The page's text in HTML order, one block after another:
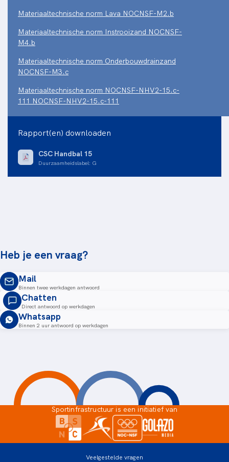
Materiaaltechnische norm Lava NOCNSF-M2.b
Materiaaltechnische norm Instrooizand NOCNSF-
M4.b
Materiaaltechnische norm Onderbouwdrainzand
NOCNSF-M3.c
Materiaaltechnische norm NOCNSF-NHV2-15.c-
111 NOCNSF-NHV2-15.c-111
Rapport(en) downloaden
CSC Handbal 15
Duurzaamheidslabel: G
Heb je een vraag?
Mail
Binnen twee werkdagen antwoord
Chatten
Direct antwoord op werkdagen
Whatsapp
Binnen 2 uur antwoord op werkdagen
Sportinfrastructuur is een initiatief van
Veelgestelde vragen